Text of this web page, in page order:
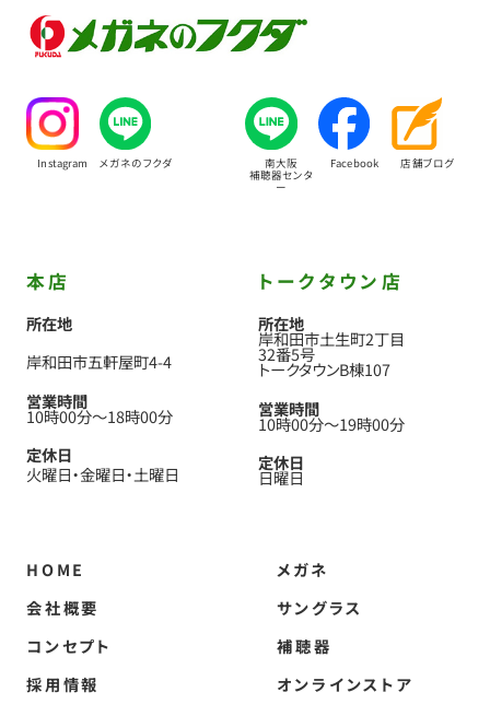
Instagram メガネのフクダ 南大阪
補聴器センタ
ー
Facebook 店舗ブログ
本店
所在地
岸和田市五軒屋町4-4
営業時間
10時00分〜18時00分
定休日
火曜日 金曜日 土曜日
トークタウン店
所在地
岸和田市土生町2丁目
32番5号
トークタウンB棟107
営業時間
10時00分〜19時00分
定休日
日曜日
HOME
会社概要
コンセプト
採用情報
メガネ
サングラス
補聴器
オンラインストア